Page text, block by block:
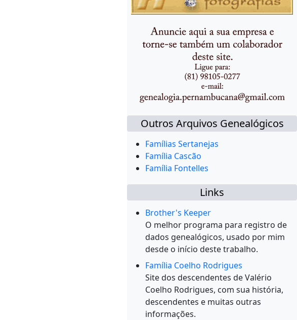
Outros Arquivos Genealógicos
Famílias Sertanejas
Família Cascão
Família Fontelles
Links
Brother's Keeper
O melhor programa para registro de
dados genealógicos, usado por mim
desde o início deste trabalho.
Família Coelho Rodrigues
Site dos descendentes de Valério
Coelho Rodrigues, com sua história,
descendentes e muitas outras
informações.